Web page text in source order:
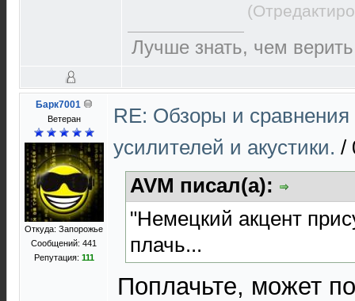
Лучше знать, чем
Барк7001
Ветеран
Откуда: Запорожье
Сообщений: 441
Репутация: 111
RE: Обзоры и
усилителей и акустики. /
AVM писал(а):
"Немецкий акцент
плачь...
Поплачьте, может